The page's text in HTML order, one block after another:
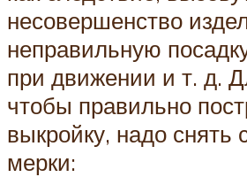
несовершенство
неправильную
при движении и т. д.
чтобы правильно
выкройку, надо
мерки: